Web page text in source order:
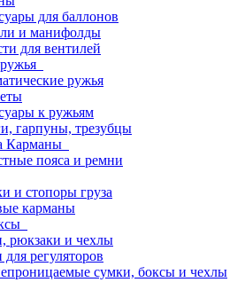
для баллонов
и манифолды
для вентилей
ружья
к ружьям
гарпуны, трезубцы
Карманы
пояса и ремни
и стопоры груза
карманы
рюкзаки и чехлы
регуляторов
сумки, боксы и чехлы